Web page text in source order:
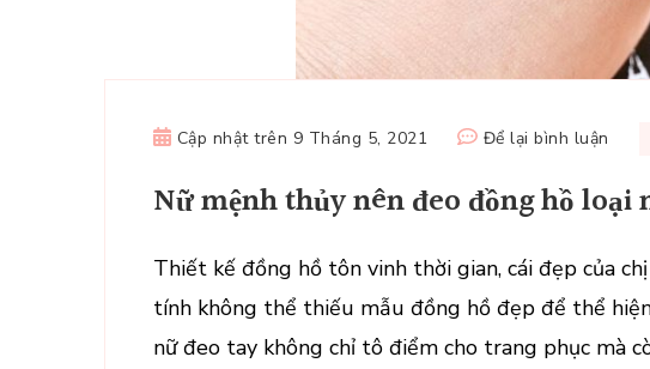
Cập nhật trên 9 Tháng 5, 2021 Để lại bình luận
mệnh
nên
đeo
đồng
hồ
Nữ mệnh thủy nên đeo đồng hồ loại
Thiết kế đồng hồ tôn vinh thời gian, cái đẹp của
tính không thể thiếu mẫu đồng hồ đẹp để thể
nữ đeo tay không chỉ tô điểm cho trang phục mà